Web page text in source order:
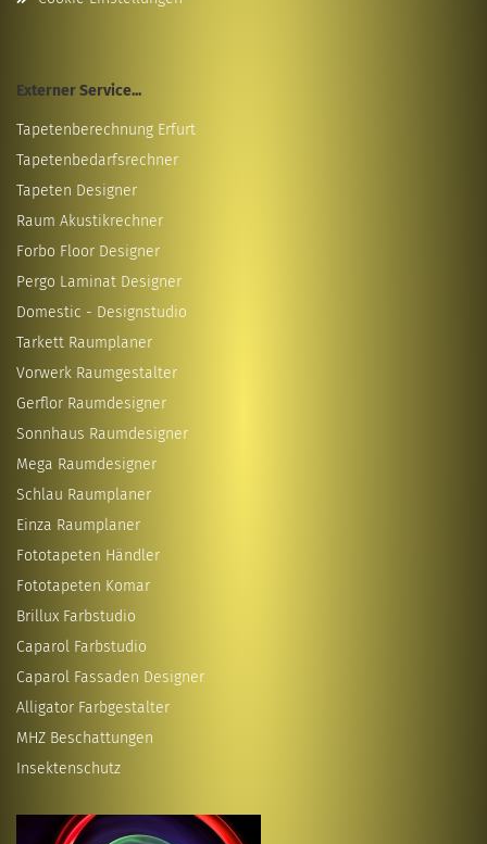
Externer Service...
Tapetenberechnung Erfurt
Tapetenbedarfsrechner
Tapeten Designer
Raum Akustikrechner
Forbo Floor Designer
Pergo Laminat Designer
Domestic - Designstudio
Tarkett Raumplaner
Vorwerk Raumgestalter
Gerflor Raumdesigner
Sonnhaus Raumdesigner
Mega Raumdesigner
Schlau Raumplaner
Einza Raumplaner
Fototapeten Händler
Fototapeten Komar
Brillux Farbstudio
Caparol Farbstudio
Caparol Fassaden Designer
Alligator Farbgestalter
MHZ Beschattungen
Insektenschutz